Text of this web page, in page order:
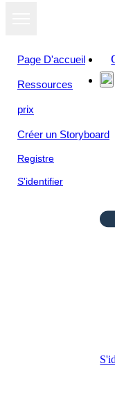
Page D'accueil
Ressources
prix
Créer un Storyboard
Registre
S'identifier